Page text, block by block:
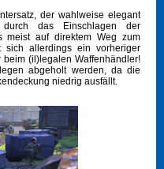
der wahlweise elegant
das Einschlagen der
meist auf direktem Weg zum
sich allerdings ein vorheriger
(il)legalen Waffenhändler!
abgeholt werden, da die
niedrig ausfällt.